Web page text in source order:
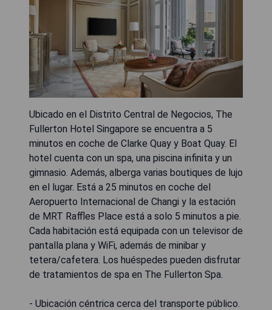
Ubicado en el Distrito Central de Negocios, The
Fullerton Hotel Singapore se encuentra a 5
minutos en coche de Clarke Quay y Boat Quay. El
hotel cuenta con un spa, una piscina infinita y un
gimnasio. Además, alberga varias boutiques de lujo
en el lugar. Está a 25 minutos en coche del
Aeropuerto Internacional de Changi y la estación
de MRT Raffles Place está a solo 5 minutos a pie.
Cada habitación está equipada con un televisor de
pantalla plana y WiFi, además de minibar y
tetera/cafetera. Los huéspedes pueden disfrutar
de tratamientos de spa en The Fullerton Spa.
- Ubicación céntrica cerca del transporte público.